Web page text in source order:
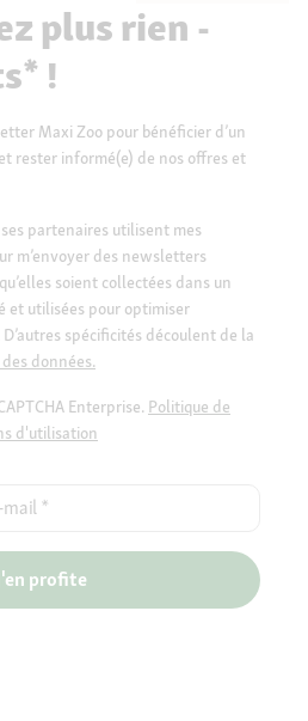
plus rien -
!
Maxi Zoo pour bénéficier d’un
et rester informé(e) de nos offres et
ses partenaires utilisent mes
m’envoyer des newsletters
soient collectées dans un
et utilisées pour optimiser
spécificités découlent de la
données.
Enterprise. Politique de
d'utilisation
mail *
profite